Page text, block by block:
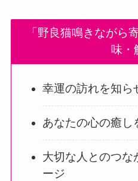
「野良猫鳴きながら
味・
幸運の訪れを知ら
あなたの心の癒し
大切な人とのつな
ージ